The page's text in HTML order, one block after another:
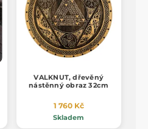
VALKNUT, dřevěný
nástěnný obraz 32cm
1 760 Kč
Skladem